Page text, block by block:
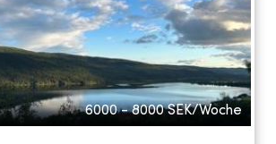
6000 - 8000 SEK/Woche